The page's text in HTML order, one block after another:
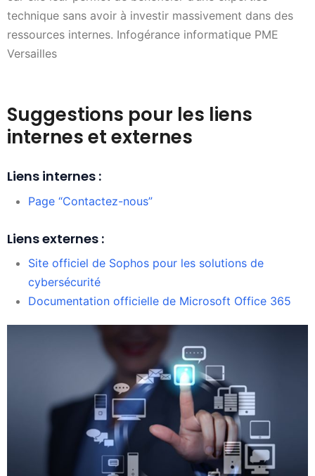
technique sans avoir à investir massivement dans des
ressources internes. Infogérance informatique PME
Versailles
Suggestions pour les liens
internes et externes
Liens internes :
Page “Contactez-nous”
Liens externes :
Site officiel de Sophos pour les solutions de
cybersécurité
Documentation officielle de Microsoft Office 365